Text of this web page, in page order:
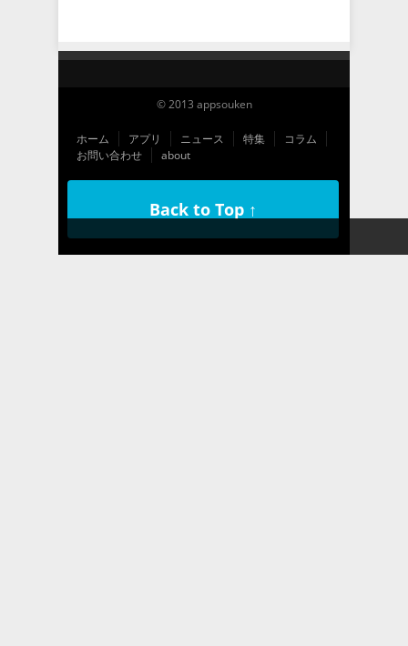
© 2013 appsouken
ホーム アプリ ニュース 特集
コラム
お問い合わせ
about
Back to Top ↑